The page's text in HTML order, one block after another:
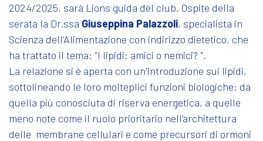
2024/2025, sarà Lions guida del club. Ospite della
serata la Dr.ssa Giuseppina Palazzoli, specialista in
Scienza dell’Alimentazione con indirizzo dietetico, che
ha trattato il tema: "I lipidi: amici o nemici? ".
La relazione si è aperta con un'introduzione sui lipidi,
sottolineando le loro molteplici funzioni biologiche: da
quella più conosciuta di riserva energetica, a quelle
meno note come il ruolo prioritario nell’architettura
delle membrane cellulari e come precursori di ormoni